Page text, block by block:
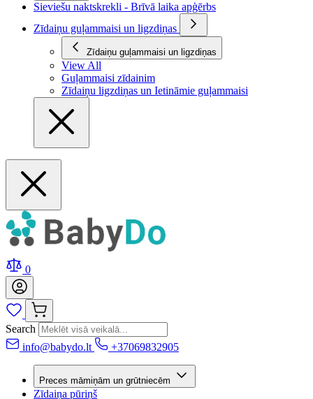
Sieviešu naktskrekli - Brīvā laika apģērbs
Zīdaiņu guļammaisi un ligzdiņas
Zīdaiņu guļammaisi un ligzdiņas
View All
Guļammaisi zīdainim
Zīdaiņu ligzdiņas un Ietināmie guļammaisi
0
Search
info@babydo.lt
+37069832905
Preces māmiņām un grūtniecēm
Zīdaiņa pūriņš